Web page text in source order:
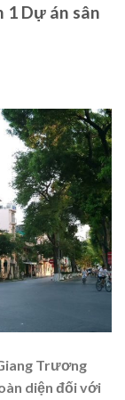
1 Dự án sân
Trương
diện đối với